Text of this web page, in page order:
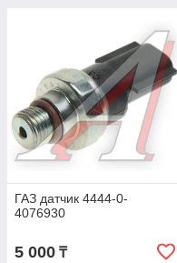
ГАЗ датчик 4444-0-
4076930
5 000 ₸